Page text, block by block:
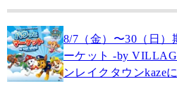
8/7（金）〜30（日
ーケット -by
ンレイクタウンkaze